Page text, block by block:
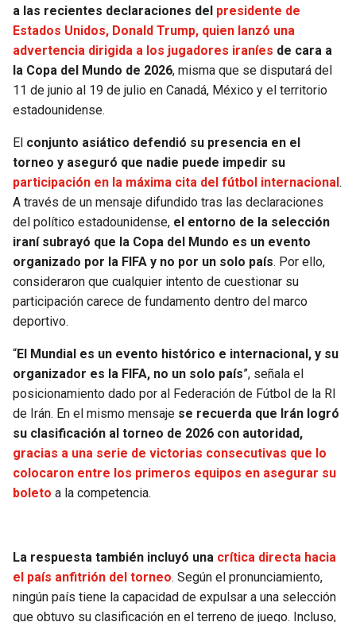
RAMS
49ERS
SEAHAWKS
LIONS
PACKERS
VIKINGS
FALCONS
BUCCANEERS
ROCKETS
GRIZZLIES
PELICANS
NUGGETS
TIMBERWOLVES
THUNDER
TRAIL BLAZERS
a las recientes declaraciones del presidente de
Estados Unidos, Donald Trump, quien lanzó una
advertencia dirigida a los jugadores iraníes de cara a
la Copa del Mundo de 2026, misma que se disputará del
11 de junio al 19 de julio en Canadá, México y el territorio
estadounidense.
El conjunto asiático defendió su presencia en el
torneo y aseguró que nadie puede impedir su
participación en la máxima cita del fútbol internacional .
A través de un mensaje difundido tras las declaraciones
del político estadounidense, el entorno de la selección
iraní subrayó que la Copa del Mundo es un evento
organizado por la FIFA y no por un solo país. Por ello,
consideraron que cualquier intento de cuestionar su
participación carece de fundamento dentro del marco
deportivo.
“El Mundial es un evento histórico e internacional, y su
organizador es la FIFA, no un solo país”, señala el
posicionamiento dado por al Federación de Fútbol de la RI
de Irán. En el mismo mensaje se recuerda que Irán logró
su clasificación al torneo de 2026 con autoridad,
gracias a una serie de victorias consecutivas que lo
colocaron entre los primeros equipos en asegurar su
boleto a la competencia.
La respuesta también incluyó una crítica directa hacia
el país anfitrión del torneo. Según el pronunciamiento,
ningún país tiene la capacidad de expulsar a una selección
que obtuvo su clasificación en el terreno de juego. Incluso,